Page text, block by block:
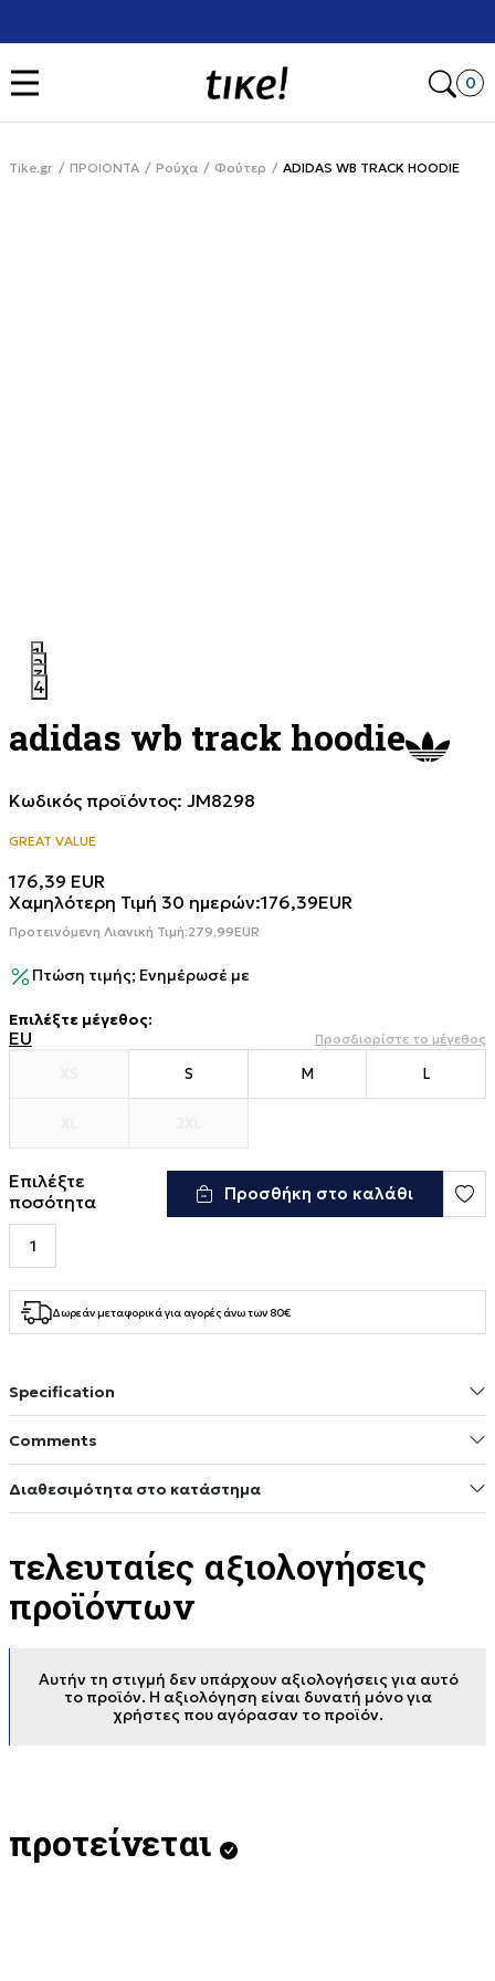
0
Tike.gr ΠΡΟΙΟΝΤΑ Ρούχα Φούτερ ADIDAS WB TRACK HOODIE
1
2
3
4
adidas wb track hoodie
Κωδικός προϊόντος: JM8298
GREAT VALUE
176,39 EUR
Χαμηλότερη Τιμή 30 ημερών:176,39EUR
Προτεινόμενη Λιανική Τιμή:279,99EUR
Πτώση τιμής; Ενημέρωσέ με
Επιλέξτε μέγεθος:
EU Προσδιορίστε το μέγεθος
S M L
Επιλέξτε
ποσότητα
Προσθήκη στο καλάθι
Δωρεάν μεταφορικά για αγορές άνω των 80€
Specification
Comments
Διαθεσιμότητα στο κατάστημα
τελευταίες αξιολογήσεις
προϊόντων
Αυτήν τη στιγμή δεν υπάρχουν αξιολογήσεις για αυτό
το προϊόν. Η αξιολόγηση είναι δυνατή μόνο για
χρήστες που αγόρασαν το προϊόν.
προτείνεται